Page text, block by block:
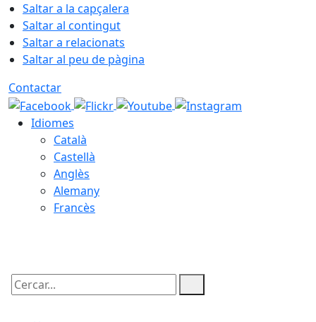
Saltar a la capçalera
Saltar al contingut
Saltar a relacionats
Saltar al peu de pàgina
Contactar
Idiomes
Català
Castellà
Anglès
Alemany
Francès
Cercar: